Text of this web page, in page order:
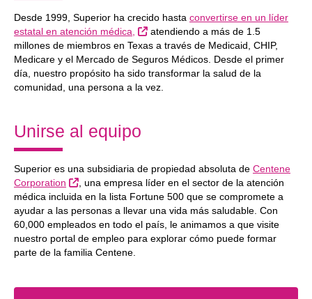
Desde 1999, Superior ha crecido hasta convertirse en un líder
estatal en atención médica,
Sitio Externo
atendiendo a más de 1.5
millones de miembros en Texas a través de Medicaid, CHIP,
Medicare y el Mercado de Seguros Médicos. Desde el primer
día, nuestro propósito ha sido transformar la salud de la
comunidad, una persona a la vez.
Unirse al equipo
Superior es una subsidiaria de propiedad absoluta de Centene
Corporation
Sitio Externo
, una empresa líder en el sector de la atención
médica incluida en la lista Fortune 500 que se compromete a
ayudar a las personas a llevar una vida más saludable. Con
60,000 empleados en todo el país, le animamos a que visite
nuestro portal de empleo para explorar cómo puede formar
parte de la familia Centene.